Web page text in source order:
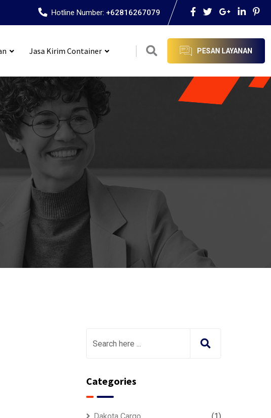
Hotline Number: +62816267079
Jasa Kirim Container PESAN LAYANAN
Categories